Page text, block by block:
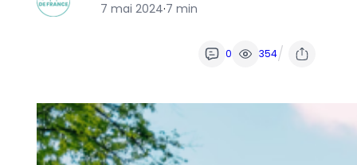
7 mai 2024·7 min
0 354/